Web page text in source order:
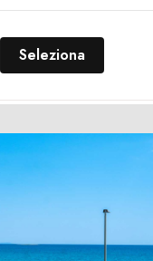
Seleziona